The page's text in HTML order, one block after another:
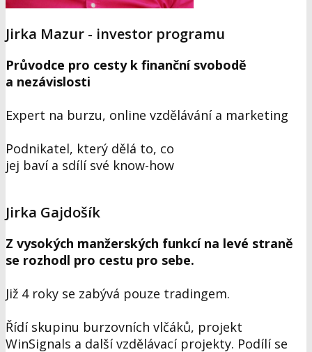
Jirka Mazur - investor programu
Průvodce pro cesty k finanční svobodě
a nezávislosti
Expert na burzu, online vzdělávání a marketing
Podnikatel, který dělá to, co
jej baví a sdílí své know-how
Jirka Gajdošík
Z vysokých manžerských funkcí na levé straně
se rozhodl pro cestu pro sebe.
Již 4 roky se zabývá pouze tradingem.
Řídí skupinu burzovních vlčáků, projekt
WinSignals a další vzdělávací projekty. Podílí se